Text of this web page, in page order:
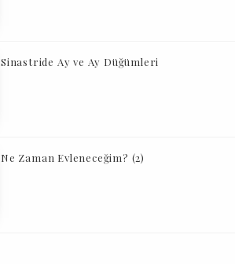
Sinastride Ay ve Ay Düğümleri
Ne Zaman Evleneceğim? (2)